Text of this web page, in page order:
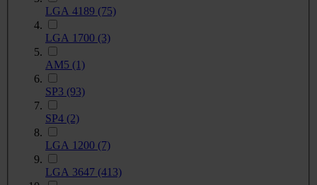
LGA 4189 (75)
LGA 1700 (3)
AM5 (1)
SP3 (93)
SP4 (2)
LGA 1200 (7)
LGA 3647 (413)